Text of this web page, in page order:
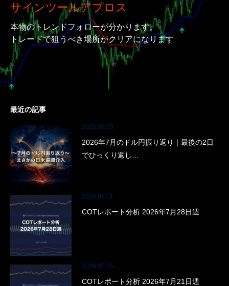
サインツールアプロス
本物のトレンドフォローが分かります。
トレードで狙うべき場所がクリアになります
最近の記事
2026.08.03
2026年7月のドル円振り返り｜最後の2日
でひっくり返し…
2026.08.01
COTレポート分析 2026年7月28日週
2026.07.25
COTレポート分析 2026年7月21日週